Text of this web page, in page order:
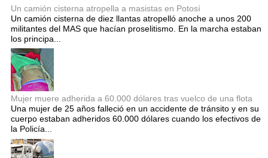
Un camión cisterna atropella a masistas en Potosí
Un camión cisterna de diez llantas atropelló anoche a unos 200
militantes del MAS que hacían proselitismo. En la marcha estaban
los principa...
Mujer muere adherida a 60.000 dólares tras vuelco de una flota
Una mujer de 25 años falleció en un accidente de tránsito y en su
cuerpo estaban adheridos 60.000 dólares cuando los efectivos de
la Policía...